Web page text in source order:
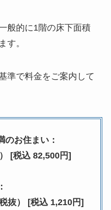
般的に1階の床下面積
す。
準で料金をご案内して
のお住まい：
[税込 82,500円]
抜） [税込 1,210円]